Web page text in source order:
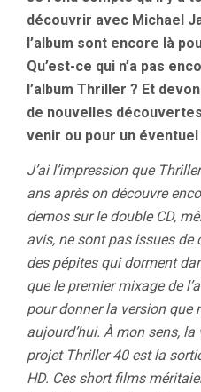
découvrir avec Michael
l’album sont encore là
Qu’est-ce qui n’a pas
l’album Thriller ? Et
de nouvelles
venir ou pour un
J’ai l’impression que
ans après on découvre
demos sur le double CD,
avis, ne sont pas issues de
des pépites qui dorment
que le premier mixage de
pour donner la version que
aujourd’hui. À mon sens,
projet Thriller 40 est la
HD. Ces short films